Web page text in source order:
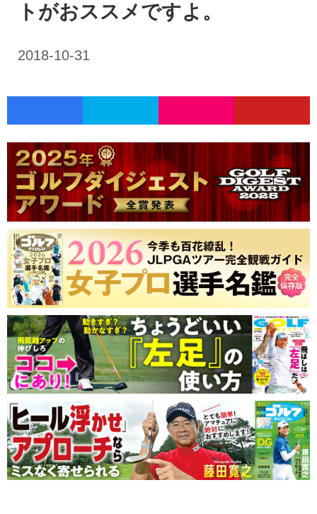
トがおススメですよ。